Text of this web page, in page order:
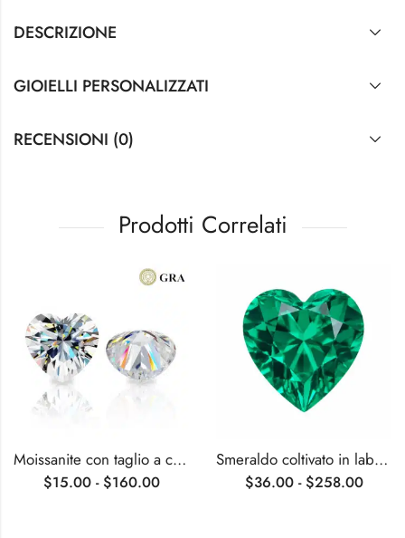
DESCRIZIONE
GIOIELLI PERSONALIZZATI
RECENSIONI (0)
Prodotti Correlati
Moissanite con taglio a cuore
$15.00 - $160.00
Smeraldo coltivato in laboratorio con taglio a cuore certificato AGL
$36.00 - $258.00